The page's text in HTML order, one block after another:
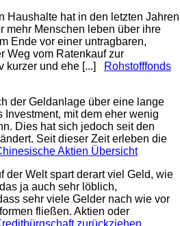
Haushalte hat in den letzten Jahren
mehr Menschen leben über ihre
Ende vor einer untragbaren,
Weg vom Ratenkauf zur
kurzer und ehe [...]
Rohstofffonds
der Geldanlage über eine lange
mit dem eher wenig
Dies hat sich jedoch seit den
Seit dieser Zeit erleben die
Aktien Übersicht
der Welt spart derart viel Geld, wie
ja auch sehr löblich,
sehr viele Gelder nach wie vor
fließen. Aktien oder
zurückziehen